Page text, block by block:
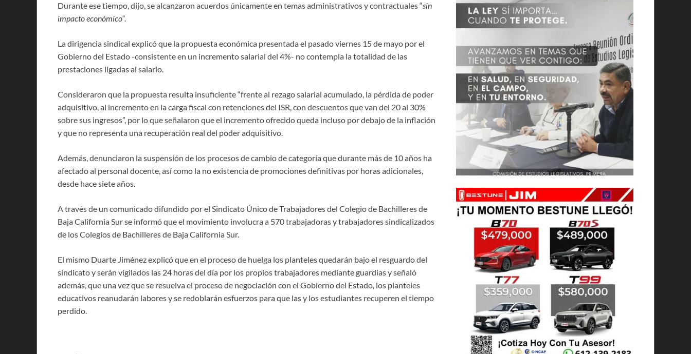
Durante ese tiempo, dijo, se alcanzaron acuerdos únicamente en temas administrativos y contractuales “sin
impacto económico”.
La dirigencia sindical explicó que la propuesta económica presentada el pasado viernes 15 de mayo por el
Gobierno del Estado -consistente en un incremento salarial del 4%- no contempla la totalidad de las
prestaciones ligadas al salario.
Consideraron que la propuesta resulta insuficiente “frente al rezago salarial acumulado, la pérdida de poder
adquisitivo, al incremento en la carga fiscal con retenciones del ISR, con descuentos que van del 20 al 30%
sobre sus ingresos”, por lo que señalaron que el incremento ofrecido queda incluso por debajo de la inflación
y que no representa una recuperación real del poder adquisitivo.
Además, denunciaron la suspensión de los procesos de cambio de categoría que durante más de 10 años ha
afectado al personal docente, así como la no existencia de promociones definitivas por horas adicionales,
desde hace siete años.
A través de un comunicado difundido por el Sindicato Único de Trabajadores del Colegio de Bachilleres de
Baja California Sur se informó que el movimiento involucra a 570 trabajadoras y trabajadores sindicalizados
de los Colegios de Bachilleres de Baja California Sur.
El mismo Duarte Jiménez explicó que en el proceso de huelga los planteles quedarán bajo el resguardo del
sindicato y serán vigilados las 24 horas del día por los propios trabajadores mediante guardias y señaló
además, que una vez que se resuelva el proceso de negociación con el Gobierno del Estado, los planteles
educativos reanudarán labores y se redoblarán esfuerzos para que las y los estudiantes recuperen el tiempo
perdido.